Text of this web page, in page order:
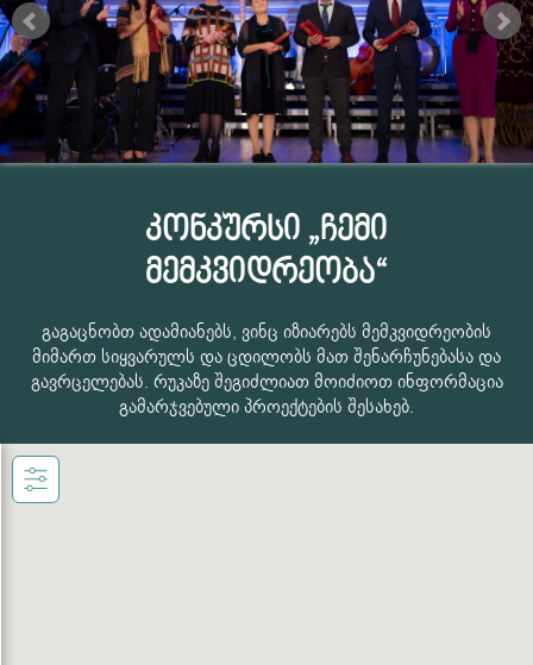
კონკურსი „ჩემი
მემკვიდრეობა“
გაგაცნობთ ადამიანებს, ვინც იზიარებს მემკვიდრეობის
მიმართ სიყვარულს და ცდილობს მათ შენარჩუნებასა და
გავრცელებას. რუკაზე შეგიძლიათ მოიძიოთ ინფორმაცია
გამარჯვებული პროექტების შესახებ.